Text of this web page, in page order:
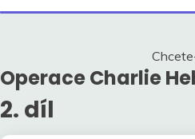
HISTORIE
Operace Charlie
2. díl